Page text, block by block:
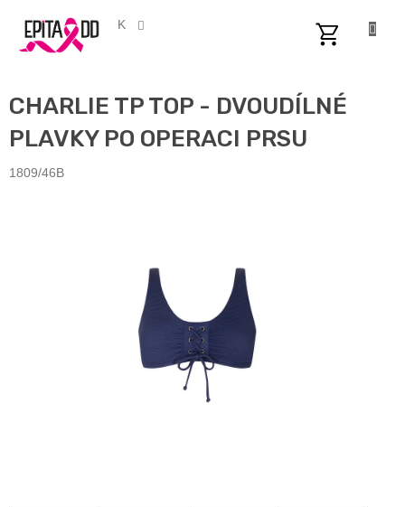
obsah
CZK
CHARLIE TP TOP - DVOUDÍLNÉ
PLAVKY PO OPERACI PRSU
1809/46B